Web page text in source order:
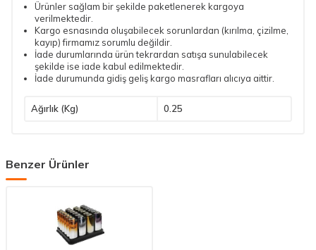
Ürünler sağlam bir şekilde paketlenerek kargoya
verilmektedir.
Kargo esnasında oluşabilecek sorunlardan (kırılma, çizilme,
kayıp) firmamız sorumlu değildir.
İade durumlarında ürün tekrardan satışa sunulabilecek
şekilde ise iade kabul edilmektedir.
İade durumunda gidiş geliş kargo masrafları alıcıya aittir.
Ağırlık (Kg) 0.25
Benzer Ürünler